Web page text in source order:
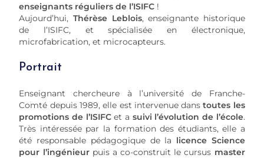
enseignants réguliers de l’ISIFC !
Aujourd’hui, Thérèse Leblois, enseignante historique
de l’ISIFC, et spécialisée en électronique,
microfabrication, et microcapteurs.
Portrait
Enseignant chercheure à l’université de Franche-
Comté depuis 1989, elle est intervenue danstoutes les
promotions de l’ISIFCet a suivi l’évolution de l’école.
Très intéressée par la formation des étudiants, elle a
été responsable pédagogique de la licence Science
pour l’ingénieurpuis a co-construit le cursus master